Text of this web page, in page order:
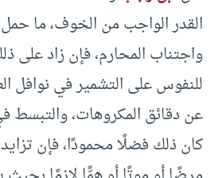
القدر الواجب من الخوف، ما
واجتناب المحارم، فإن زاد على
للنفوس على التشمير في نوافل
عن دقائق المكروهات، والتبسط
كان ذلك فضلًا محمودًا، فإن